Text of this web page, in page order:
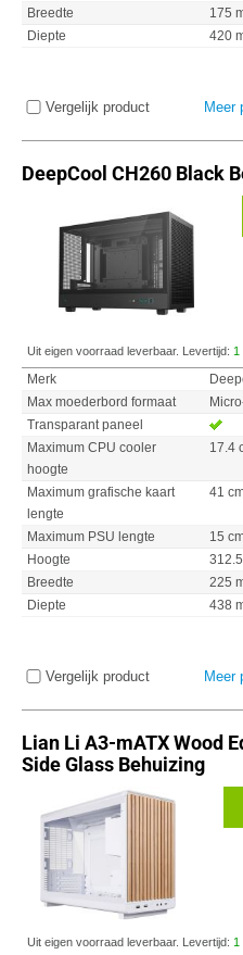
Breedte
175
Diepte
420
Vergelijk product Meer
DeepCool CH260 Black
Uit eigen voorraad leverbaar. Levertijd: 1
Merk
Max moederbord formaat
Transparant paneel
Maximum CPU cooler
hoogte
17.4
Maximum grafische kaart
lengte
41
Maximum PSU lengte
15
Hoogte
Breedte
225
Diepte
438
Vergelijk product Meer
Lian Li A3-mATX Wood
Side Glass Behuizing
Uit eigen voorraad leverbaar. Levertijd: 1